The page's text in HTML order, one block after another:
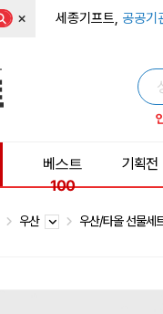
× 세종기프트, 공공기
베스트
100
기획전
우산 우산/타올 선물세